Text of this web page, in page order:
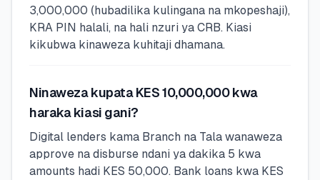
3,000,000 (hubadilika kulingana na mkopeshaji),
KRA PIN halali, na hali nzuri ya CRB. Kiasi
kikubwa kinaweza kuhitaji dhamana.
Ninaweza kupata KES 10,000,000 kwa
haraka kiasi gani?
Digital lenders kama Branch na Tala wanaweza
approve na disburse ndani ya dakika 5 kwa
amounts hadi KES 50,000. Bank loans kwa KES